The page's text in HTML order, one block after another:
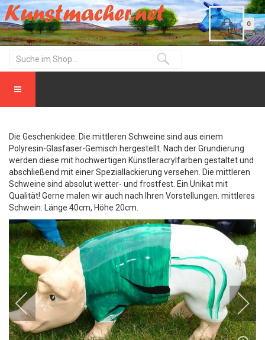
0
Die Geschenkidee: Die mittleren Schweine sind aus einem
Polyresin-Glasfaser-Gemisch hergestellt. Nach der Grundierung
werden diese mit hochwertigen Künstleracrylfarben gestaltet und
abschließend mit einer Speziallackierung versehen. Die mittleren
Schweine sind absolut wetter- und frostfest. Ein Unikat mit
Qualität! Gerne malen wir auch nach Ihren Vorstellungen. mittleres
Schwein: Länge 40cm, Höhe 20cm.